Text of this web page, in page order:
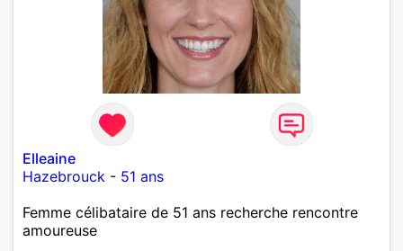
Elleaine
Hazebrouck - 51 ans
Femme célibataire de 51 ans recherche rencontre
amoureuse